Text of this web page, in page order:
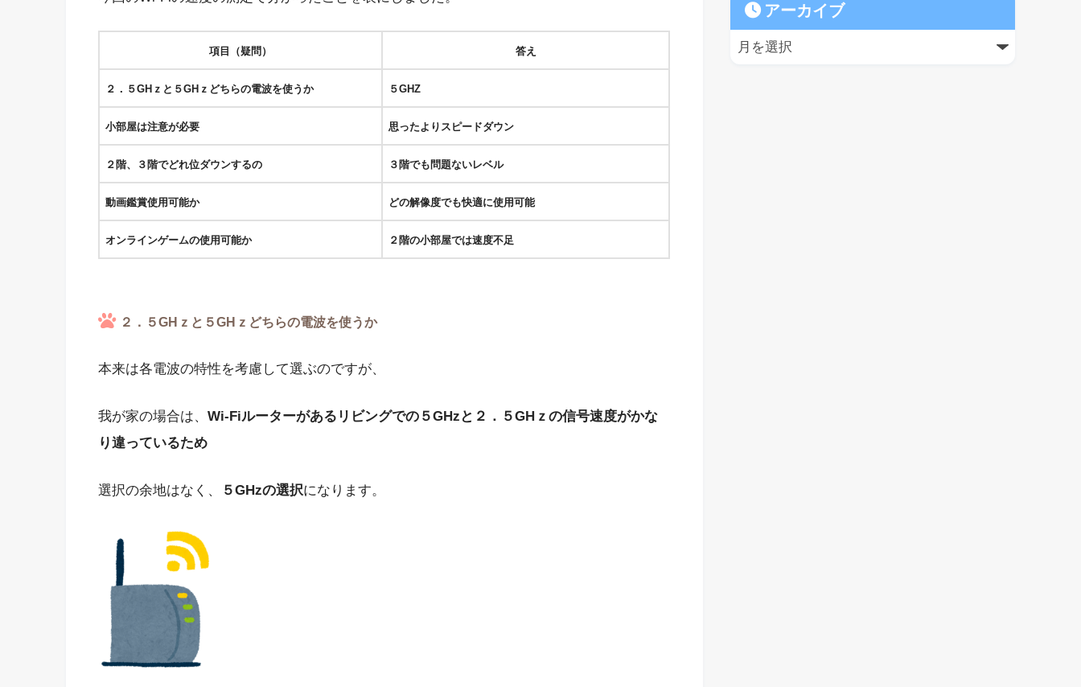
項目（疑問） 答え
２．５GHｚと５GHｚどちらの電波を使うか ５GHZ
小部屋は注意が必要 思ったよりスピードダウン
２階、３階でどれ位ダウンするの ３階でも問題ないレベル
動画鑑賞使用可能か どの解像度でも快適に使用可能
オンラインゲームの使用可能か ２階の小部屋では速度不足
２．５GHｚと５GHｚどちらの電波を使うか
本来は各電波の特性を考慮して選ぶのですが、
我が家の場合は、 Wi-Fiルーターがあるリビングでの５GHzと２．５GHｚの信号速度がかな
り違っているため
選択の余地はなく、 ５GHzの選択になります。
アーカイブ